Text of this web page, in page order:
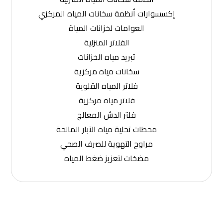
إكسسوارات أنظمة سخانات المياه المركزي
العوامات لخزانات المياة
الفلاتر المنزلية
تبريد مياه الخزانات
سخانات مياه مركزية
فلاتر المياه القلوية
فلاتر مياه مركزية
فلتر الدش المعالج
محطات تحلية مياه الآبار المالحة
مراوح التهوية للصرف الصحي
مضخات لتعزيز ضغط المياه